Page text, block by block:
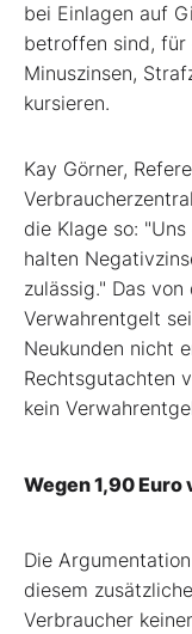
bei Einlagen auf
betroffen sind, für
Minuszinsen,
kursieren.
Kay Görner,
die Klage so:
halten
zulässig." Das
Verwahrentgelt
Neukunden nicht
Rechtsgutachten
kein
Wegen 1,90
Die
diesem
Verbraucher